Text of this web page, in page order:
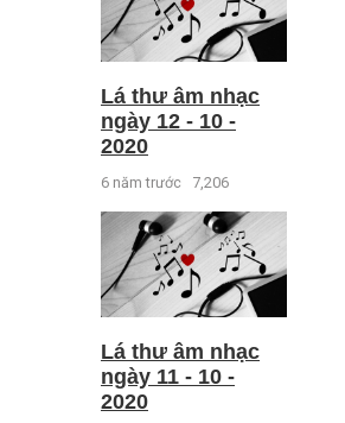
Lá thư âm nhạc
ngày 12 - 10 -
2020
6 năm trước 7,206
Lá thư âm nhạc
ngày 11 - 10 -
2020